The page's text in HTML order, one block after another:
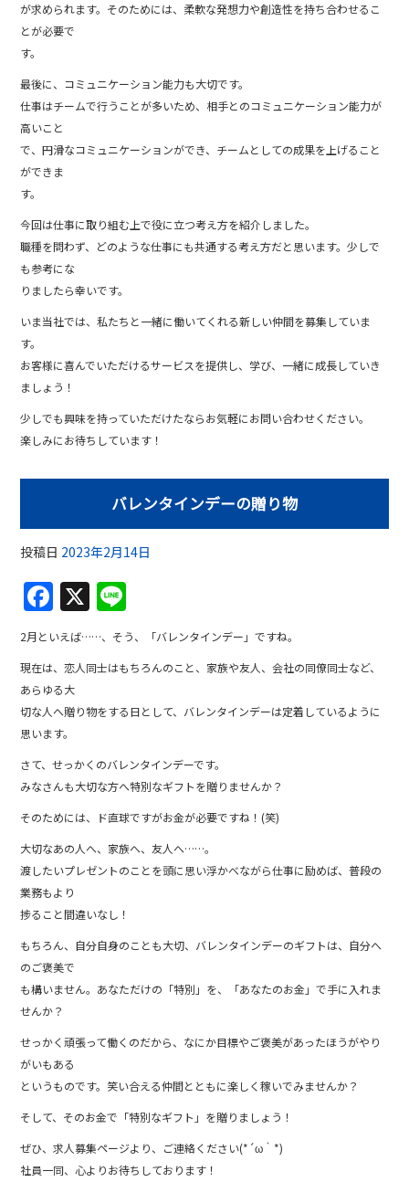
が求められます。そのためには、柔軟な発想力や創造性を持ち合わせるこ
とが必要で
す。
最後に、コミュニケーション能力も大切です。
仕事はチームで行うことが多いため、相手とのコミュニケーション能力が
高いこと
で、円滑なコミュニケーションができ、チームとしての成果を上げること
ができま
す。
今回は仕事に取り組む上で役に立つ考え方を紹介しました。
職種を問わず、どのような仕事にも共通する考え方だと思います。少しで
も参考にな
りましたら幸いです。
いま当社では、私たちと一緒に働いてくれる新しい仲間を募集していま
す。
お客様に喜んでいただけるサービスを提供し、学び、一緒に成長していき
ましょう！
少しでも興味を持っていただけたならお気軽にお問い合わせください。
楽しみにお待ちしています！
バレンタインデーの贈り物
投稿日 2023年2月14日
F
a
c
e
b
o
o
k
X
n
e
2月といえば……、そう、「バレンタインデー」ですね。
現在は、恋人同士はもちろんのこと、家族や友人、会社の同僚同士など、
あらゆる大
切な人へ贈り物をする日として、バレンタインデーは定着しているように
思います。
さて、せっかくのバレンタインデーです。
みなさんも大切な方へ特別なギフトを贈りませんか？
そのためには、ド直球ですがお金が必要ですね！(笑)
大切なあの人へ、家族へ、友人へ……。
渡したいプレゼントのことを頭に思い浮かべながら仕事に励めば、普段の
業務もより
捗ること間違いなし！
もちろん、自分自身のことも大切、バレンタインデーのギフトは、自分へ
のご褒美で
も構いません。あなただけの「特別」を、「あなたのお金」で手に入れま
せんか？
せっかく頑張って働くのだから、なにか目標やご褒美があったほうがやり
がいもある
というものです。笑い合える仲間とともに楽しく稼いでみませんか？
そして、そのお金で「特別なギフト」を贈りましょう！
ぜひ、求人募集ページより、ご連絡ください(*´ω｀*)
社員一同、心よりお待ちしております！